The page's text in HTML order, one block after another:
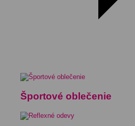
Športové oblečenie